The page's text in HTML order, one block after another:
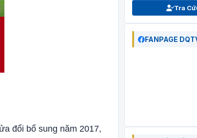
đổi bổ sung năm 2017,
Tra
FANPAGE